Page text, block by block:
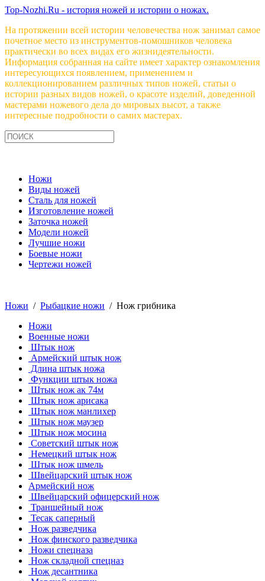
Top-Nozhi.Ru - история ножей и истории о ножах.
На протяжении всей истории человечества нож занимал самое
почетное место из инструментов-помошников человека
практически во всех видах его жизнидеятельности.
Информация собранная на сайте имеет характер ознакомления
интересующихся появлением, применением и
коллекционированием различных типов ножей, статьи о
истории разных видов ножей, о красоте изделий, доведенной
мастерами ножевого дела до мировых высот, а также
интересные подробности о самих мастерах.
Ножи
Виды ножей
Сталь для ножей
Изготовление ножей
Заточка ножей
Модели ножей
Лучшие ножи
Боевые ножи
Чертежи ножей
Ножи / Рыбацкие ножи / Нож грибника
Ножи
Военные ножи
Штык нож
Армейский штык нож
Длина штык ножа
Функции штык ножа
Штык нож ак 74м
Штык нож арисака
Штык нож манлихер
Штык нож маузер
Штык нож мосина
Советский штык нож
Немецкий штык нож
Штык нож шмель
Швейцарский штык нож
Армейский нож
Швейцарский офицерский нож
Траншейный нож
Тесак саперный
Нож разведчика
Нож финского разведчика
Ножи спецназа
Нож складной спецназ
Нож десантника